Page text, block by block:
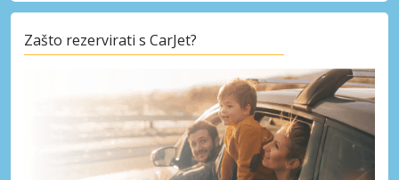
Posebni popusti
Pristupite ekskluzivnim ponudama naših
dobavljača
Zašto rezervirati s CarJet?